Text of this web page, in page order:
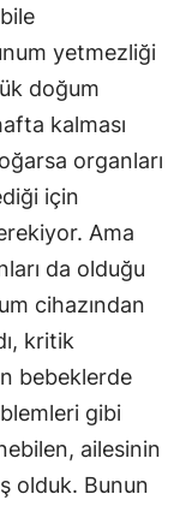
yetmezliği
doğum
kalması
organları
için
Ama
da olduğu
cihazından
kritik
bebeklerde
gibi
ailesinin
olduk. Bunun